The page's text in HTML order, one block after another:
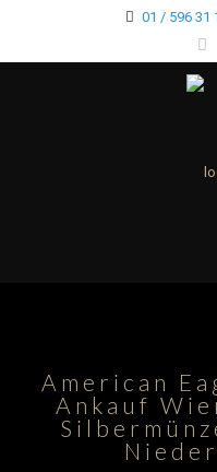
01 / 596 31
American
Ankauf